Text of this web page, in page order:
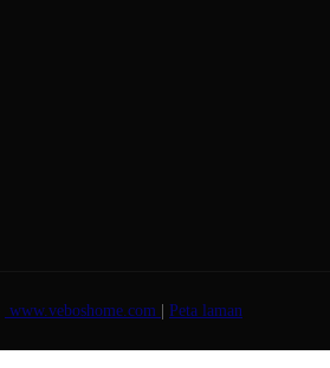
www.veboshome.com | Peta laman